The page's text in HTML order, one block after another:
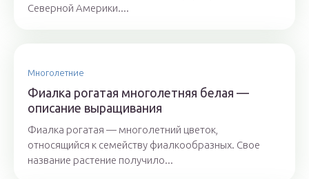
Северной Америки....
Многолетние
Фиалка рогатая многолетняя белая —
описание выращивания
Фиалка рогатая — многолетний цветок,
относящийся к семейству фиалкообразных. Свое
название растение получило...